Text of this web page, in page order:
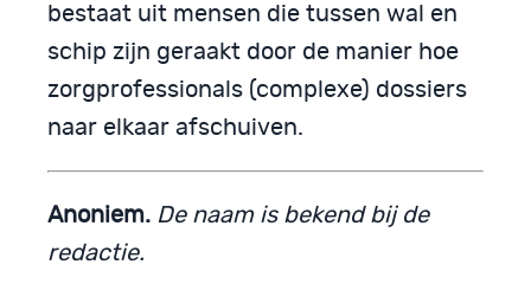
bestaat uit mensen die tussen wal en
schip zijn geraakt door de manier hoe
zorgprofessionals (complexe) dossiers
naar elkaar afschuiven.
Anoniem. De naam is bekend bij de
redactie.